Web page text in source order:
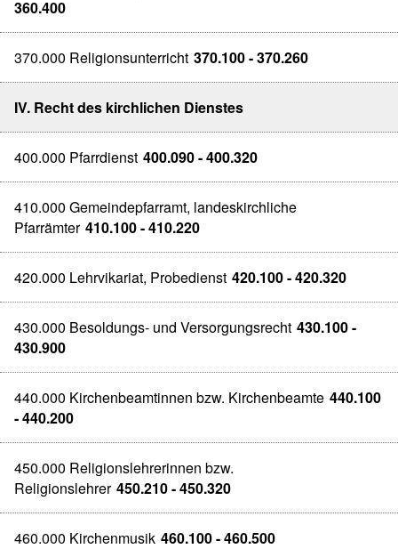
360.400
370.000 Religionsunterricht 370.100 - 370.260
IV. Recht des kirchlichen Dienstes
400.000 Pfarrdienst 400.090 - 400.320
410.000 Gemeindepfarramt, landeskirchliche
Pfarrämter 410.100 - 410.220
420.000 Lehrvikariat, Probedienst 420.100 - 420.320
430.000 Besoldungs- und Versorgungsrecht 430.100 -
430.900
440.000 Kirchenbeamtinnen bzw. Kirchenbeamte 440.100
- 440.200
450.000 Religionslehrerinnen bzw.
Religionslehrer 450.210 - 450.320
460.000 Kirchenmusik 460.100 - 460.500